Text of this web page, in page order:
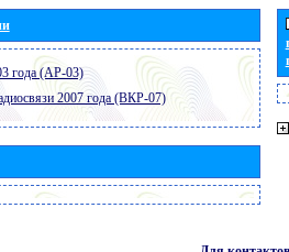
года (АР-03)
2007 года (ВКР-07)